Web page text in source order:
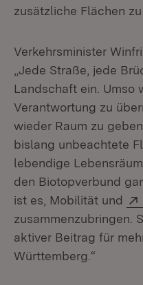
zusätzliche Flächen
Verkehrsminister
„Jede Straße, jede
Landschaft ein. Umso
Verantwortung zu
wieder Raum zu
bislang unbeachtete
lebendige
den Biotopverbund
ist es, Mobilität und
zusammenzubringen.
aktiver Beitrag für
Württemberg.“